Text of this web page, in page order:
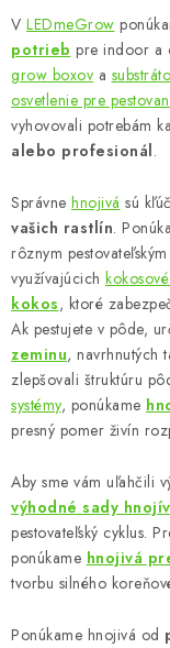
v
l
á
d
a
c
i
e
p
r
v
k
y
v
ý
p
i
s
u
V LEDmeGrow
potrieb pre indoor a
grow boxov a
osvetlenie pre
vyhovovali potrebám
alebo profesionál.
Správne hnojivá sú
vašich rastlín.
rôznym
využívajúcich
kokos, ktoré
Ak pestujete v pôde,
zeminu, navrhnutých
zlepšovali štruktúru
systémy, ponúkame
presný pomer živín
Aby sme vám uľahčili
výhodné sady hnojív
pestovateľský cyklus.
ponúkame hnojivá
tvorbu silného
Ponúkame hnojivá od